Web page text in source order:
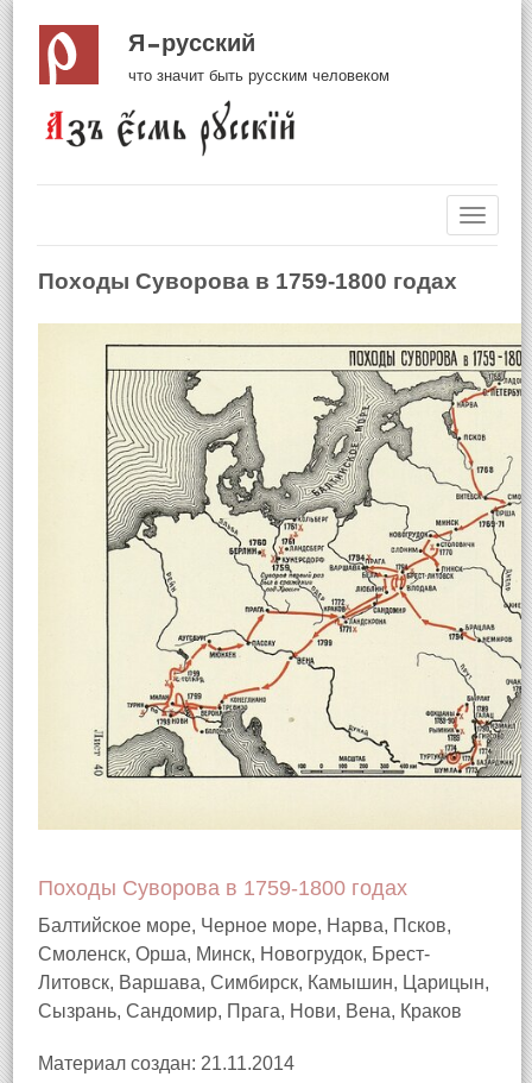
Я русский
что значит быть русским человеком
Походы Суворова в 1759-1800 годах
Походы Суворова в 1759-1800 годах
Балтийское море, Черное море, Нарва, Псков,
Смоленск, Орша, Минск, Новогрудок, Брест-
Литовск, Варшава, Симбирск, Камышин, Царицын,
Сызрань, Сандомир, Прага, Нови, Вена, Краков
Материал создан: 21.11.2014